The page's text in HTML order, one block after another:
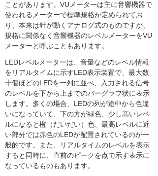
ことがあります。VUメーターは主に音響機器で
使われるメーターで標準規格が定められてお
り、本来は針が動くアナログ式のものですが、
規格に関係なく音響機器のレベルメーターをVU
メーターと呼ぶこともあります。
LEDレベルメーターは、音量などのレベル情報
をリアルタイムに示すLED表示装置で、最大数
十個ほどのLEDを一列に並べ、入力される信号
のレベルを下から上までのバーグラフ状に表示
します。多くの場合、LEDの列が途中から色違
いになっていて、下の方が緑色、少し高いレベ
ルになると橙（だいだい）色、最高レベルに近
い部分では赤色のLEDが配置されているのが一
般的です。また、リアルタイムのレベルを表示
すると同時に、直前のピークを点で示す表示に
なっているものもあります。